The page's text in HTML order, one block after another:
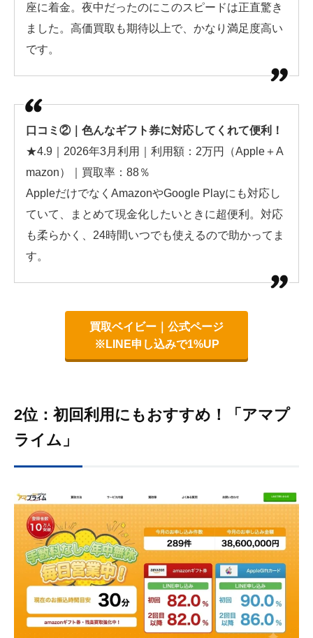
座に着金。夜中だったのにこのスピードは正直驚き
ました。高価買取も期待以上で、かなり満足度高い
です。
口コミ②｜色んなギフト券に対応してくれて便利！
★4.9｜2026年3月利用｜利用額：2万円（Apple＋A
mazon）｜買取率：88％
AppleだけでなくAmazonやGoogle Playにも対応し
ていて、まとめて現金化したいときに超便利。対応
も柔らかく、24時間いつでも使えるので助かってま
す。
買取ベイビー｜公式ページ
※LINE申し込みで1%UP
2位：初回利用にもおすすめ！「アマプ
ライム」